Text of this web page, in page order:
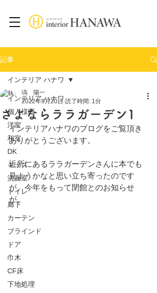
記事
インテリア ハナワ
個人様邸
洋室
和室
DK
キッズ
洗面室
トイレ
廊下
カーテン
ブラインド
ドア
巾木
CF床
下地処理
インテリア ハナワ
さよならララガーデン1
塙 陽一
2022年9月20日 読了時間: 1分
インテリアハナワのブログをご覧頂き
ありがとうございます。
近所にあるララガーデンさんに本でも
見ようかなと思い立ち寄ったのです
が、今年をもって閉館とのお知らせ
が。